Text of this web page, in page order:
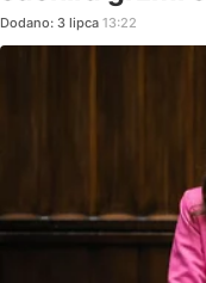
Dodano: 3 lipca 13:22